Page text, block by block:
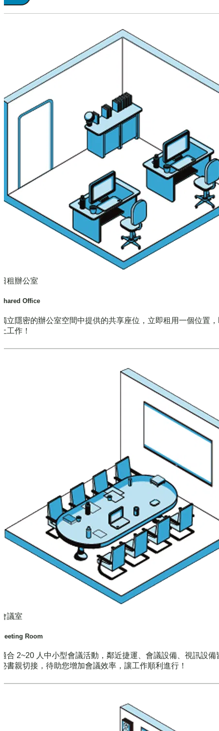
租辦公室
Office
立隱密的辦公室空間中提供的共享座位，立即租用一個位置
工作！
議室
Room
合 2~20 人中小型會議活動，鄰近捷運、會議設備、視訊設備
書親切接，待助您增加會議效率，讓工作順利進行！